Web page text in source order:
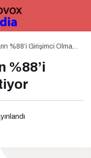
%88’i Girişimci Olmak
%88’i
%88’i